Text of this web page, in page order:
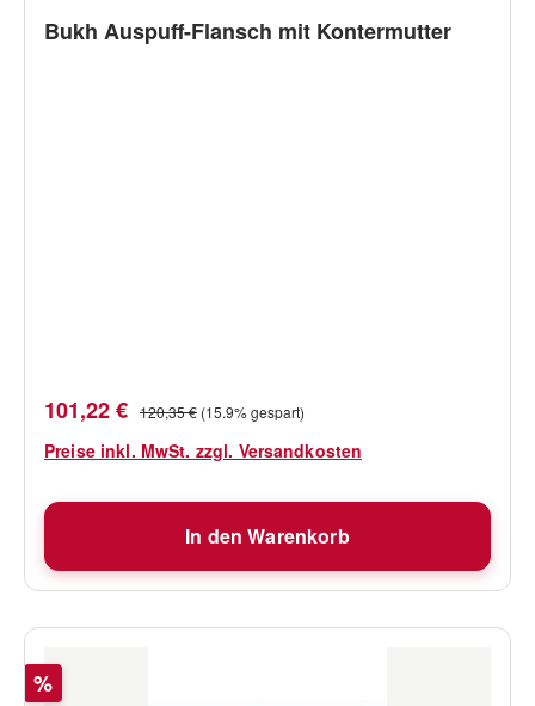
Bukh Auspuff-Flansch mit Kontermutter
Verkaufspreis:
101,22 € Regulärer Preis:
120,35 € (15.9% gespart)
Preise inkl. MwSt. zzgl. Versandkosten
In den Warenkorb
Rabatt
%